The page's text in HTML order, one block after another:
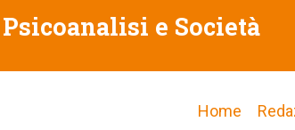
e Società
Main
Home